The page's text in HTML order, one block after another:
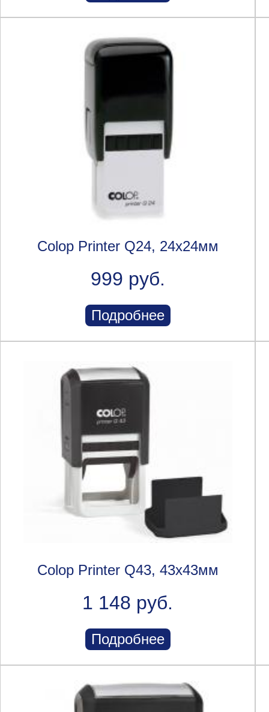
Colop Printer Q24, 24x24мм
999 руб.
Подробнее
Colop Printer Q43, 43x43мм
1 148 руб.
Подробнее